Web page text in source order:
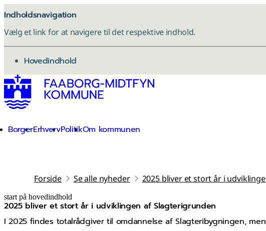
Indholdsnavigation
Vælg et link for at navigere til det respektive indhold.
gå til
Hovedindhold
BorgerErhvervPolitikOm kommunen
Forside Se alle nyheder 2025 bliver et stort år i
start på hovedindhold
2025 bliver et stort år i udviklingen af Slagterigrunden
I 2025 findes totalrådgiver til omdannelse af Slagteribygningen,
senest opdateret 12. november 2025